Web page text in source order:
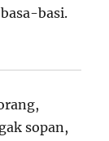
basi.
sopan,